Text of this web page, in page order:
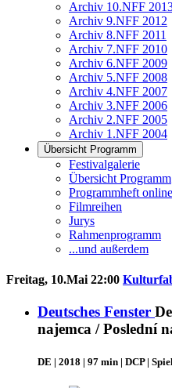
Archiv 10.NFF
Archiv 9.NFF 2012
Archiv 8.NFF 2011
Archiv 7.NFF 2010
Archiv 6.NFF 2009
Archiv 5.NFF 2008
Archiv 4.NFF 2007
Archiv 3.NFF 2006
Archiv 2.NFF 2005
Archiv 1.NFF 2004
Übersicht Programm
Festivalgalerie
Übersicht Programm
Programmheft online
Filmreihen
Jurys
Rahmenprogramm
...und außerdem
Freitag, 10.Mai 22:00
Deutsches Fenster
najemca / Poslední
DE | 2018 | 97 min | DCP |